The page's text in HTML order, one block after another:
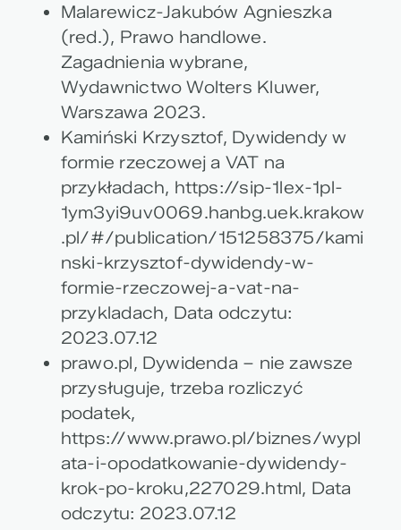
Malarewicz-Jakubów Agnieszka
(red.), Prawo handlowe.
Zagadnienia wybrane,
Wydawnictwo Wolters Kluwer,
Warszawa 2023.
Kamiński Krzysztof, Dywidendy w
formie rzeczowej a VAT na
przykładach, https://sip-1lex-1pl-
1ym3yi9uv0069.hanbg.uek.krakow
.pl/#/publication/151258375/kami
nski-krzysztof-dywidendy-w-
formie-rzeczowej-a-vat-na-
przykladach, Data odczytu:
2023.07.12
prawo.pl, Dywidenda – nie zawsze
przysługuje, trzeba rozliczyć
podatek,
https://www.prawo.pl/biznes/wypl
ata-i-opodatkowanie-dywidendy-
krok-po-kroku,227029.html, Data
odczytu: 2023.07.12